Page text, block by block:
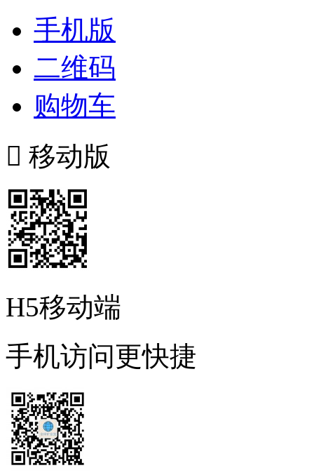
手机版
二维码
购物车
 移动版
H5移动端
手机访问更快捷